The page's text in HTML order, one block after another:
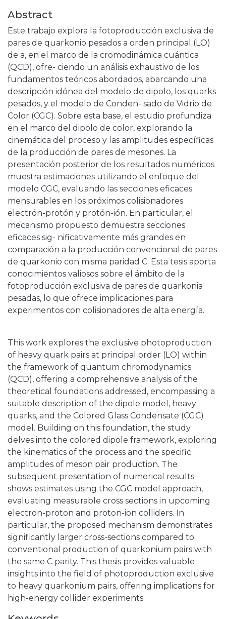
Abstract
Este trabajo explora la fotoproducción exclusiva de
pares de quarkonio pesados a orden principal (LO)
de a, en el marco de la cromodinámica cuántica
(QCD), ofre- ciendo un análisis exhaustivo de los
fundamentos teóricos abordados, abarcando una
descripción idónea del modelo de dipolo, los quarks
pesados, y el modelo de Conden- sado de Vidrio de
Color (CGC). Sobre esta base, el estudio profundiza
en el marco del dipolo de color, explorando la
cinemática del proceso y las amplitudes específicas
de la producción de pares de mesones. La
presentación posterior de los resultados numéricos
muestra estimaciones utilizando el enfoque del
modelo CGC, evaluando las secciones eficaces
mensurables en los próximos colisionadores
electrón-protón y protón-ión. En particular, el
mecanismo propuesto demuestra secciones
eficaces sig- nificativamente más grandes en
comparación a la producción convencional de pares
de quarkonio con misma paridad C. Esta tesis aporta
conocimientos valiosos sobre el ámbito de la
fotoproducción exclusiva de pares de quarkonia
pesadas, lo que ofrece implicaciones para
experimentos con colisionadores de alta energía.
This work explores the exclusive photoproduction
of heavy quark pairs at principal order (LO) within
the framework of quantum chromodynamics
(QCD), offering a comprehensive analysis of the
theoretical foundations addressed, encompassing a
suitable description of the dipole model, heavy
quarks, and the Colored Glass Condensate (CGC)
model. Building on this foundation, the study
delves into the colored dipole framework, exploring
the kinematics of the process and the specific
amplitudes of meson pair production. The
subsequent presentation of numerical results
shows estimates using the CGC model approach,
evaluating measurable cross sections in upcoming
electron-proton and proton-ion colliders. In
particular, the proposed mechanism demonstrates
significantly larger cross-sections compared to
conventional production of quarkonium pairs with
the same C parity. This thesis provides valuable
insights into the field of photoproduction exclusive
to heavy quarkonium pairs, offering implications for
high-energy collider experiments.